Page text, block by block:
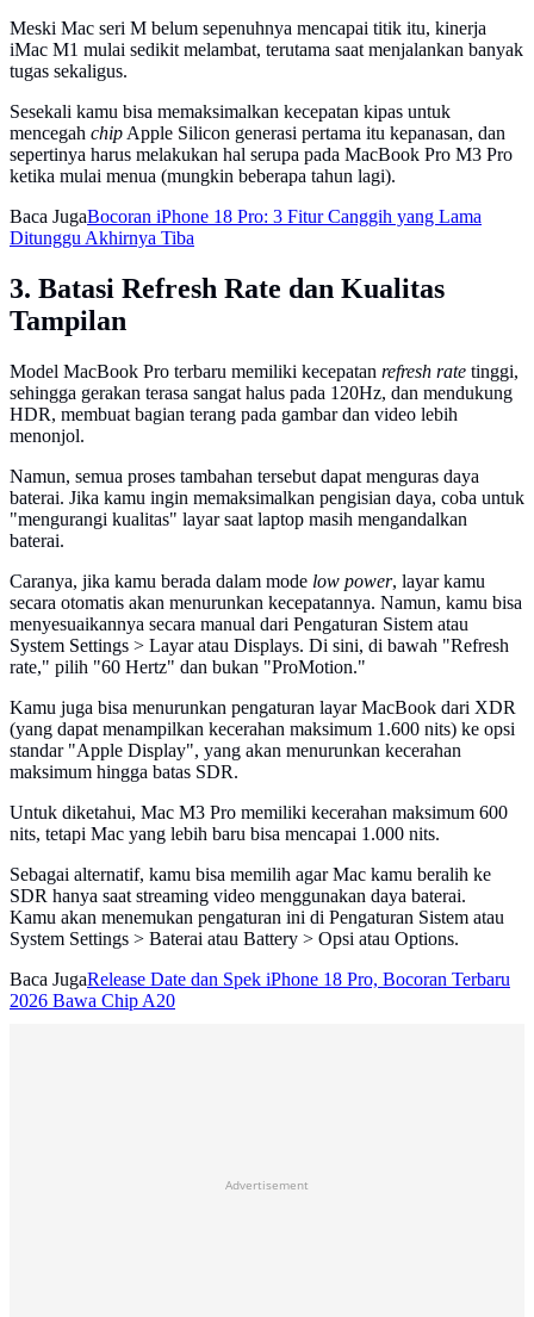
Meski Mac seri M belum sepenuhnya mencapai titik itu, kinerja
iMac M1 mulai sedikit melambat, terutama saat menjalankan banyak
tugas sekaligus.
Sesekali kamu bisa memaksimalkan kecepatan kipas untuk
mencegah chip Apple Silicon generasi pertama itu kepanasan, dan
sepertinya harus melakukan hal serupa pada MacBook Pro M3 Pro
ketika mulai menua (mungkin beberapa tahun lagi).
Baca JugaBocoran iPhone 18 Pro: 3 Fitur Canggih yang Lama
Ditunggu Akhirnya Tiba
3. Batasi Refresh Rate dan Kualitas
Tampilan
Model MacBook Pro terbaru memiliki kecepatan refresh rate tinggi,
sehingga gerakan terasa sangat halus pada 120Hz, dan mendukung
HDR, membuat bagian terang pada gambar dan video lebih
menonjol.
Namun, semua proses tambahan tersebut dapat menguras daya
baterai. Jika kamu ingin memaksimalkan pengisian daya, coba untuk
"mengurangi kualitas" layar saat laptop masih mengandalkan
baterai.
Caranya, jika kamu berada dalam mode low power, layar kamu
secara otomatis akan menurunkan kecepatannya. Namun, kamu bisa
menyesuaikannya secara manual dari Pengaturan Sistem atau
System Settings > Layar atau Displays. Di sini, di bawah "Refresh
rate," pilih "60 Hertz" dan bukan "ProMotion."
Kamu juga bisa menurunkan pengaturan layar MacBook dari XDR
(yang dapat menampilkan kecerahan maksimum 1.600 nits) ke opsi
standar "Apple Display", yang akan menurunkan kecerahan
maksimum hingga batas SDR.
Untuk diketahui, Mac M3 Pro memiliki kecerahan maksimum 600
nits, tetapi Mac yang lebih baru bisa mencapai 1.000 nits.
Sebagai alternatif, kamu bisa memilih agar Mac kamu beralih ke
SDR hanya saat streaming video menggunakan daya baterai.
Kamu akan menemukan pengaturan ini di Pengaturan Sistem atau
System Settings > Baterai atau Battery > Opsi atau Options.
Baca JugaRelease Date dan Spek iPhone 18 Pro, Bocoran Terbaru
2026 Bawa Chip A20
Advertisement